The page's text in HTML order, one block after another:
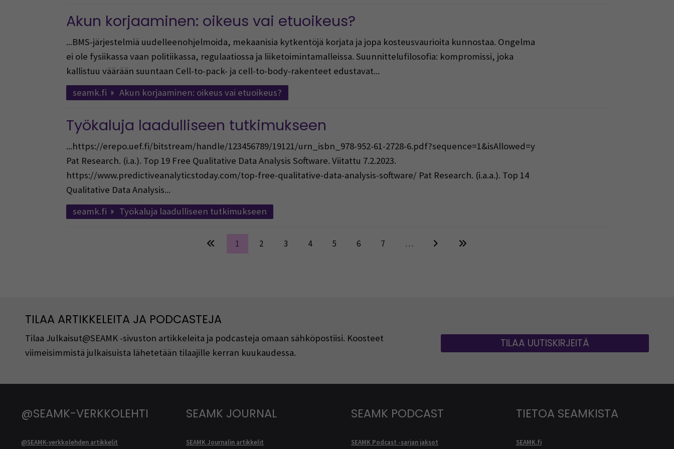
Akun korjaaminen: oikeus vai etuoikeus?
...BMS-järjestelmiä uudelleenohjelmoida, mekaanisia kytkentöjä korjata ja jopa kosteusvaurioita kunnostaa. Ongelma
ei ole fysiikassa vaan politiikassa, regulaatiossa ja liiketoimintamalleissa. Suunnittelufilosofia: kompromissi, joka
kallistuu väärään suuntaan Cell-to-pack- ja cell-to-body-rakenteet edustavat...
seamk.fi
Akun korjaaminen: oikeus vai etuoikeus?
Työkaluja laadulliseen tutkimukseen
...https://erepo.uef.fi/bitstream/handle/123456789/19121/urn_isbn_978-952-61-2728-6.pdf?sequence=1&isAllowed=y
Pat Research. (i.a.). Top 19 Free Qualitative Data Analysis Software. Viitattu 7.2.2023.
https://www.predictiveanalyticstoday.com/top-free-qualitative-data-analysis-software/ Pat Research. (i.a.a.). Top 14
Qualitative Data Analysis...
seamk.fi
Työkaluja laadulliseen tutkimukseen
1 2 3 4 5 6 7 …
TILAA ARTIKKELEITA JA PODCASTEJA
Tilaa Julkaisut@SEAMK -sivuston artikkeleita ja podcasteja omaan sähköpostiisi. Koosteet
viimeisimmistä julkaisuista lähetetään tilaajille kerran kuukaudessa.
TILAA UUTISKIRJEITÄ
@SEAMK-VERKKOLEHTI
@SEAMK-verkkolehden artikkelit
SEAMK JOURNAL
SEAMK Journalin artikkelit
SEAMK PODCAST
SEAMK Podcast -sarjan jaksot
TIETOA SEAMKISTA
SEAMK.fi